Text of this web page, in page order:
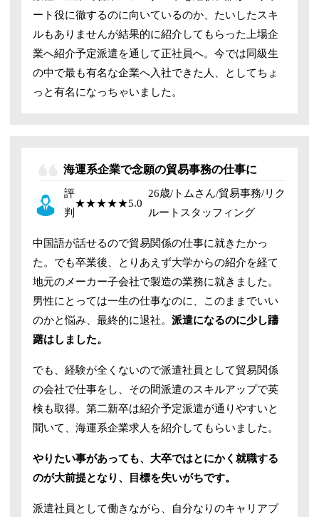
ート役に徹するのに向いているのか、たいしたスキ
ルもありませんが結果的に紹介してもらった上場企
業へ紹介予定派遣を通して正社員へ。今では同級生
の中で最も有名な企業へ入社できた人、としてちょ
っと有名になっちゃいました。
海運系企業で念願の貿易事務の仕事に
評
判
★★★★★5.0
26歳/トムさん/貿易事務/リク
ルートスタッフィング
中国語が話せるので貿易関係の仕事に就きたかっ
た。でも卒業後、とりあえず大学からの紹介を経て
地元のメーカー子会社で製造の業務に就きました。
男性にとっては一生の仕事なのに、このままでいい
のかと悩み、最終的に退社。派遣になるのに少し躊
躇はしました。
でも、経験が全くないので派遣社員として貿易関係
の会社で仕事をし、その間派遣のスキルアップで英
検も取得。第二新卒は紹介予定派遣が通りやすいと
聞いて、海運系企業求人を紹介してもらいました。
やりたい事があっても、大卒ではとにかく就職する
のが大前提となり、目標を失いがちです。
派遣社員として働きながら、自分なりのキャリアプ